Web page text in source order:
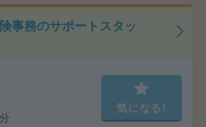
事務のサポートスタッ
気になる!